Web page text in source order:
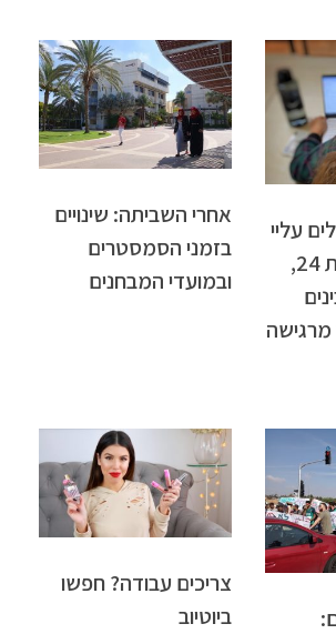
עליי
ורואים בחורה בת 24,
מרגישה
אחרי השביתה: שינויים
בזמני הסמסטרים
ובמועדי המבחנים
צריכים עבודה? חפשו
ביוטיוב